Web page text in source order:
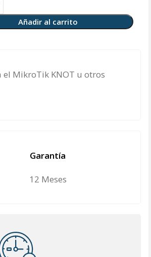
Añadir al carrito
MikroTik KNOT u otros
Garantía
12 Meses